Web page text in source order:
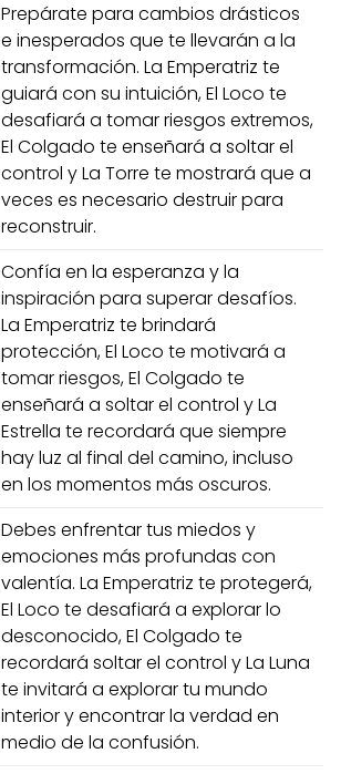
Prepárate para cambios drásticos
e inesperados que te llevarán a la
transformación. La Emperatriz te
guiará con su intuición, El Loco te
desafiará a tomar riesgos extremos,
El Colgado te enseñará a soltar el
control y La Torre te mostrará que a
veces es necesario destruir para
reconstruir.
Confía en la esperanza y la
inspiración para superar desafíos.
La Emperatriz te brindará
protección, El Loco te motivará a
tomar riesgos, El Colgado te
enseñará a soltar el control y La
Estrella te recordará que siempre
hay luz al final del camino, incluso
en los momentos más oscuros.
Debes enfrentar tus miedos y
emociones más profundas con
valentía. La Emperatriz te protegerá,
El Loco te desafiará a explorar lo
desconocido, El Colgado te
recordará soltar el control y La Luna
te invitará a explorar tu mundo
interior y encontrar la verdad en
medio de la confusión.